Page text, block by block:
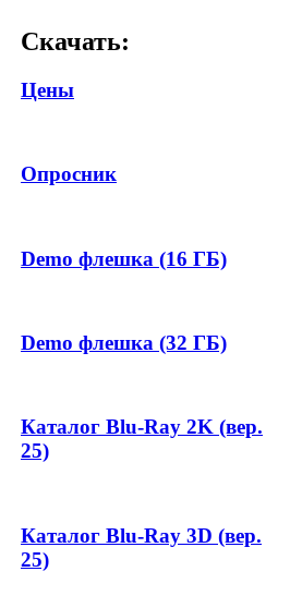
Скачать:
Цены
Опросник
Demo флешка (16 ГБ)
Demo флешка (32 ГБ)
Каталог Blu-Ray 2K (вер.
25)
Каталог Blu-Ray 3D (вер.
25)